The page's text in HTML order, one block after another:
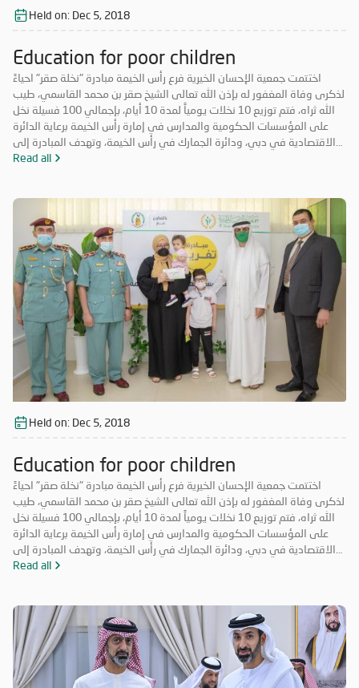
Held on: Dec 5, 2018
Education for poor children
اختتمت جمعية الإحسان الخيرية فرع رأس الخيمة مبادرة "نخلة صقر" احياءً
لذكرى وفاة المغفور له بإذن الله تعالى الشيخ صقر بن محمد القاسمي، طيب
الله ثراه، فتم توزيع 10 نخلات يومياً لمدة 10 أيام، بإجمالي 100 فسيلة نخل
على المؤسسات الحكومية والمدارس في إمارة رأس الخيمة برعاية الدائرة
الاقتصادية في دبي، ودائرة الجمارك في رأس الخيمة، وتهدف المبادرة إلى
تعزيز روح التكاتف والمسؤولية المجتمعية وتعزيز الأعمال التطوعية. حضر
وموظفي الشرطة المجتمعية، ومشاركة طلاب من مدرسة الخران للتعليم
Read all
Held on: Dec 5, 2018
Education for poor children
اختتمت جمعية الإحسان الخيرية فرع رأس الخيمة مبادرة "نخلة صقر" احياءً
لذكرى وفاة المغفور له بإذن الله تعالى الشيخ صقر بن محمد القاسمي، طيب
الله ثراه، فتم توزيع 10 نخلات يومياً لمدة 10 أيام، بإجمالي 100 فسيلة نخل
على المؤسسات الحكومية والمدارس في إمارة رأس الخيمة برعاية الدائرة
الاقتصادية في دبي، ودائرة الجمارك في رأس الخيمة، وتهدف المبادرة إلى
تعزيز روح التكاتف والمسؤولية المجتمعية وتعزيز الأعمال التطوعية. حضر
وموظفي الشرطة المجتمعية، ومشاركة طلاب من مدرسة الخران للتعليم
الأساسي، وفريق الإحسان التطوعي.
Read all